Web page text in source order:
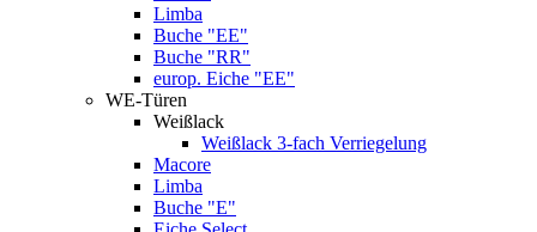
Limba
Buche "EE"
Buche "RR"
europ. Eiche "EE"
WE-Türen
Weißlack
Weißlack 3-fach Verriegelung
Macore
Limba
Buche "E"